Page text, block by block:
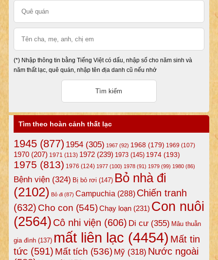
(*) Nhập thông tin bằng Tiếng Việt có dấu, nhập số cho năm sinh và
năm thất lạc, quê quán, nhập tên địa danh cũ nếu nhớ
Tìm theo hoàn cảnh thất lạc
1945(877) 1954(305) 1967(92) 1968(179) 1969 (107)
1970(207) 1971 (113) 1972(239) 1973(145) 1974(193)
1975 (813) 1976 (124) 1977(100) 1978(91) 1979(99) 1980(86)
Bệnh viện(324) Bị bỏ rơi (147) Bỏ nhà đi
(2102) Bỏ đi(87) Campuchia (288) Chiến tranh
(632) Cho con (545)Chạy loạn(231) Con nuôi
(2564) Cô nhi viện (606) Di cư(355) Mâu thuẫn
gia đình(137) mất liên lạc (4454) Mất tin
tức(591) Mất tích (536) Mỹ(318) Nước ngoài